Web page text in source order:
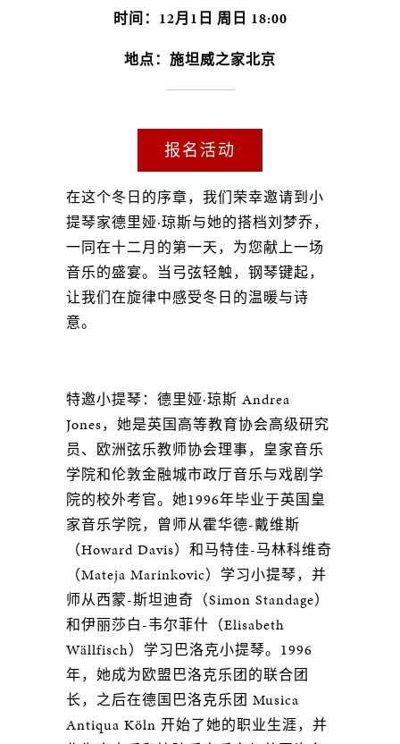
时间：12月1日 周日 18:00
地点：施坦威之家北京
报名活动
在这个冬日的序章，我们荣幸邀请到小
提琴家德里娅·琼斯与她的搭档刘梦乔，
一同在十二月的第一天，为您献上一场
音乐的盛宴。当弓弦轻触，钢琴键起，
让我们在旋律中感受冬日的温暖与诗
意。
特邀小提琴：德里娅·琼斯 Andrea
Jones，她是英国高等教育协会高级研究
员、欧洲弦乐教师协会理事，皇家音乐
学院和伦敦金融城市政厅音乐与戏剧学
院的校外考官。她1996年毕业于英国皇
家音乐学院，曾师从霍华德-戴维斯
（Howard Davis）和马特佳-马林科维奇
（Mateja Marinkovic）学习小提琴，并
师从西蒙-斯坦迪奇（Simon Standage）
和伊丽莎白-韦尔菲什（Elisabeth
Wällfisch）学习巴洛克小提琴。1996
年，她成为欧盟巴洛克乐团的联合团
长，之后在德国巴洛克乐团 Musica
Antiqua Köln 开始了她的职业生涯，并